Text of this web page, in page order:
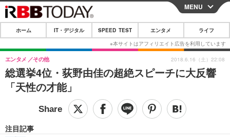
CLOSE
ホーム
IT・デジタル
IT・デジタルTOP スマートフォン
ショッピング その他
SPEED TEST
エンタメTOP 映画・ドラマ
MENU
ホーム IT・デジタル SPEED TEST エンタメ ライフ
総選挙4位・荻野由佳の超絶スピーチに大反響
「天性の才能」
エンタメ その他
注目記事
2018.6.16（土）22:08